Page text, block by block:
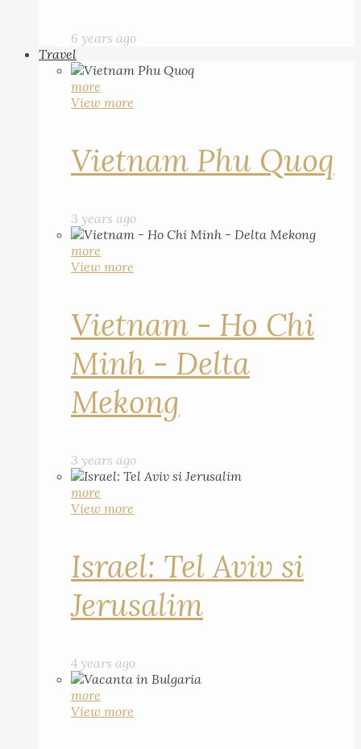
6 years ago
Travel
more
View more
Vietnam Phu Quoq
3 years ago
more
View more
Vietnam - Ho Chi
Minh - Delta
Mekong
3 years ago
more
View more
Israel: Tel Aviv si
Jerusalim
4 years ago
more
View more